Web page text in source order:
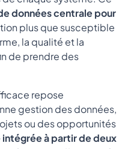
données centrale pour
plus que susceptible
la qualité et la
de prendre des
repose
gestion des données,
ou des opportunités
intégrée à partir de deux